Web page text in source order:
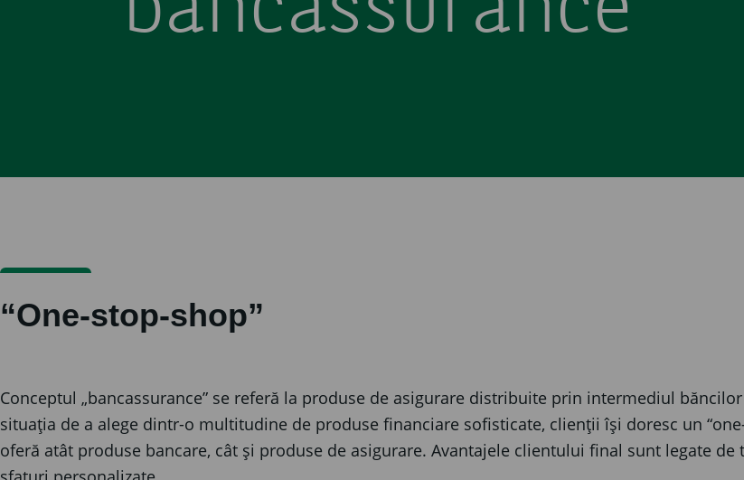
“One-stop-shop”
Conceptul „bancassurance” se referă la produse de asigurare distribuite prin intermediul
situația de a alege dintr-o multitudine de produse financiare sofisticate, clienții își doresc un
oferă atât produse bancare, cât și produse de asigurare. Avantajele clientului final sunt legate